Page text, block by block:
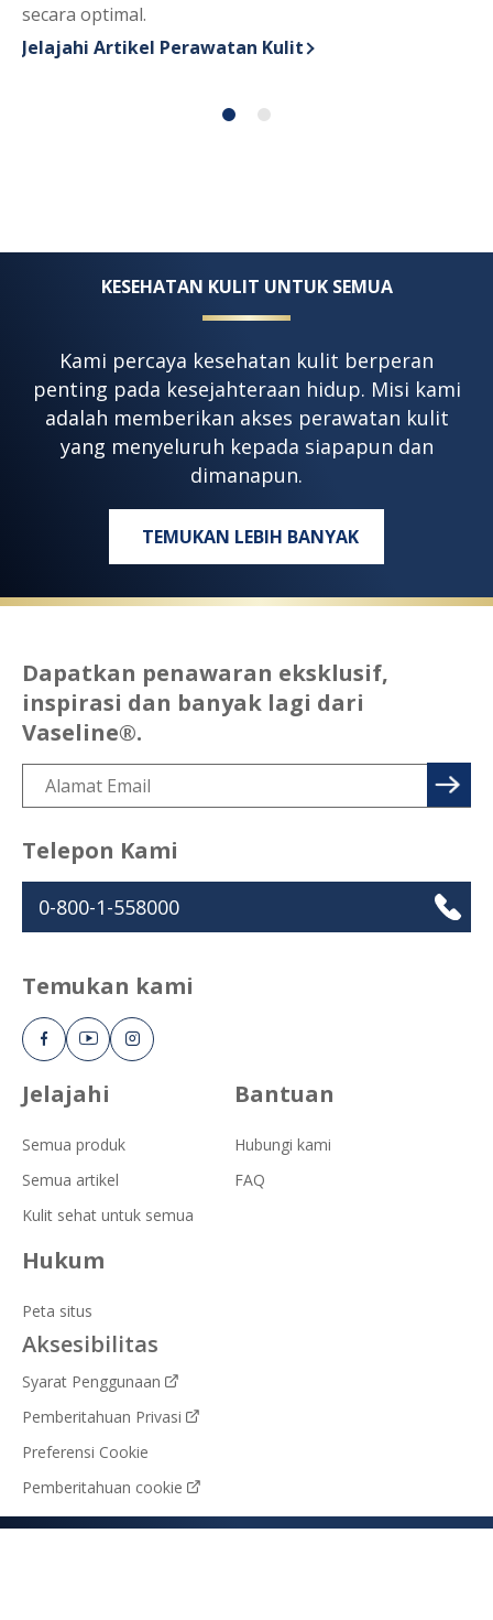
secara optimal.
Discover more about 25 Manfaat Petroleum Jelly
Jelajahi Artikel Perawatan Kulit
KESEHATAN KULIT UNTUK SEMUA
Kami percaya kesehatan kulit berperan
penting pada kesejahteraan hidup. Misi kami
adalah memberikan akses perawatan kulit
yang menyeluruh kepada siapapun dan
dimanapun.
TEMUKAN LEBIH BANYAK
Jelajahi
Semua produk
Semua artikel
Kulit sehat untuk semua
Bantuan
Hubungi kami
FAQ
Hukum
Peta situs
Aksesibilitas
Syarat Penggunaan
Pemberitahuan Privasi
Preferensi Cookie
Pemberitahuan cookie
Dapatkan penawaran eksklusif,
inspirasi dan banyak lagi dari
Vaseline®.
Telepon Kami
0-800-1-558000
Temukan kami